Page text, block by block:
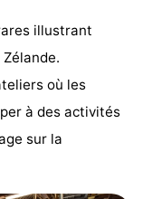
illustrant
où les
à des activités
sur la